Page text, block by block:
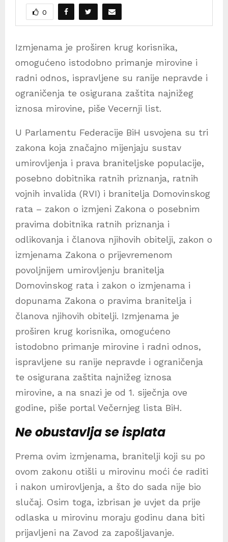
0
Izmjenama je proširen krug korisnika,
omogućeno istodobno primanje mirovine i
radni odnos, ispravljene su ranije nepravde i
ograničenja te osigurana zaštita najnižeg
iznosa mirovine, piše Vecernji list.
U Parlamentu Federacije BiH usvojena su tri
zakona koja značajno mijenjaju sustav
umirovljenja i prava braniteljske populacije,
posebno dobitnika ratnih priznanja, ratnih
vojnih invalida (RVI) i branitelja Domovinskog
rata – zakon o izmjeni Zakona o posebnim
pravima dobitnika ratnih priznanja i
odlikovanja i članova njihovih obitelji, zakon o
izmjenama Zakona o prijevremenom
povoljnijem umirovljenju branitelja
Domovinskog rata i zakon o izmjenama i
dopunama Zakona o pravima branitelja i
članova njihovih obitelji. Izmjenama je
proširen krug korisnika, omogućeno
istodobno primanje mirovine i radni odnos,
ispravljene su ranije nepravde i ograničenja
te osigurana zaštita najnižeg iznosa
mirovine, a na snazi je od 1. siječnja ove
godine, piše portal Večernjeg lista BiH.
Ne obustavlja se isplata
Prema ovim izmjenama, branitelji koji su po
ovom zakonu otišli u mirovinu moći će raditi
i nakon umirovljenja, a što do sada nije bio
slučaj. Osim toga, izbrisan je uvjet da prije
odlaska u mirovinu moraju godinu dana biti
prijavljeni na Zavod za zapošljavanje.